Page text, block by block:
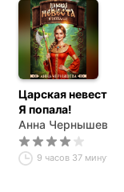
Царская невеста.
Я попала!
Анна Чернышева
9 часов 37 минут